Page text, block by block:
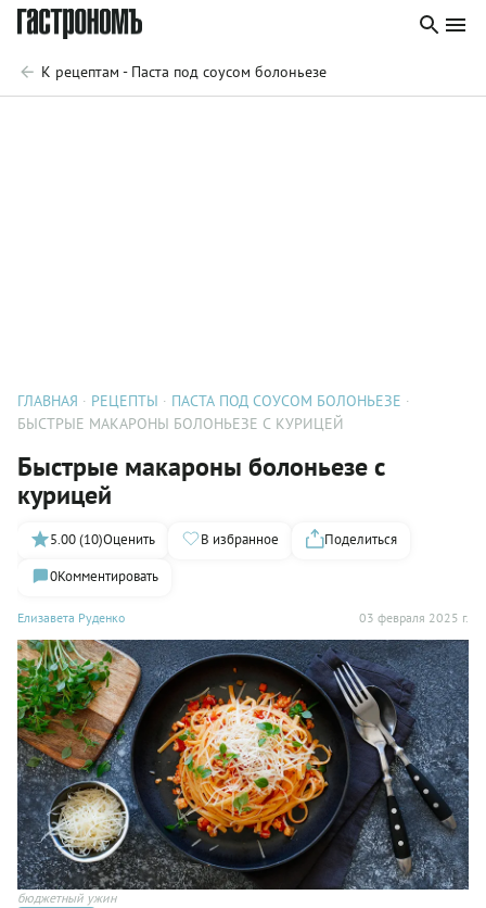
К рецептам - Паста под соусом болоньезе
ГЛАВНАЯ РЕЦЕПТЫ
ПАСТА ПОД СОУСОМ БОЛОНЬЕЗЕ
БЫСТРЫЕ МАКАРОНЫ БОЛОНЬЕЗЕ С КУРИЦЕЙ
Быстрые макароны болоньезе с
курицей
Елизавета Руденко 03 февраля 2025 г.
5.00 (10)Оценить В избранное
Поделиться
0Комментировать
бюджетный ужин